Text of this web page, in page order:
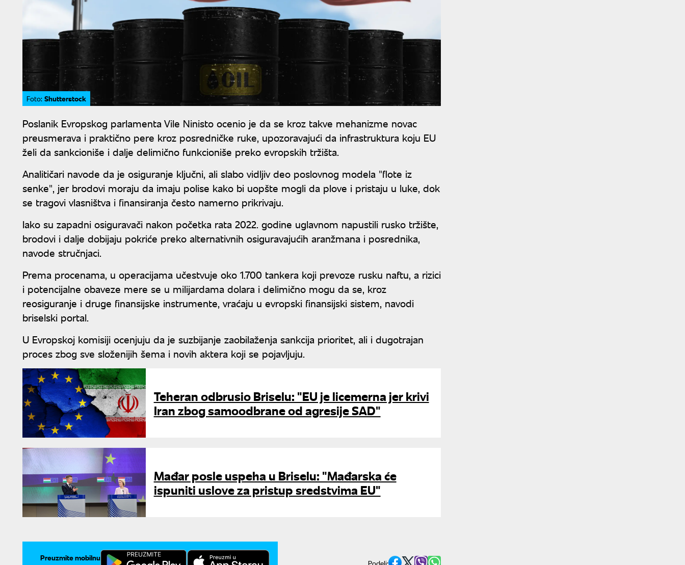
Foto: Shutterstock
Poslanik Evropskog parlamenta Vile Ninisto ocenio je da se kroz takve mehanizme novac
preusmerava i praktično pere kroz posredničke ruke, upozoravajući da infrastruktura koju EU
želi da sankcioniše i dalje delimično funkcioniše preko evropskih tržišta.
Analitičari navode da je osiguranje ključni, ali slabo vidljiv deo poslovnog modela "flote iz
senke", jer brodovi moraju da imaju polise kako bi uopšte mogli da plove i pristaju u luke, dok
se tragovi vlasništva i finansiranja često namerno prikrivaju.
Iako su zapadni osiguravači nakon početka rata 2022. godine uglavnom napustili rusko tržište,
brodovi i dalje dobijaju pokriće preko alternativnih osiguravajućih aranžmana i posrednika,
navode stručnjaci.
Prema procenama, u operacijama učestvuje oko 1.700 tankera koji prevoze rusku naftu, a rizici
i potencijalne obaveze mere se u milijardama dolara i delimično mogu da se, kroz
reosiguranje i druge finansijske instrumente, vraćaju u evropski finansijski sistem, navodi
briselski portal.
U Evropskoj komisiji ocenjuju da je suzbijanje zaobilaženja sankcija prioritet, ali i dugotrajan
proces zbog sve složenijih šema i novih aktera koji se pojavljuju.
Teheran odbrusio Briselu: "EU je licemerna jer krivi
Iran zbog samoodbrane od agresije SAD"
Mađar posle uspeha u Briselu: "Mađarska će
ispuniti uslove za pristup sredstvima EU"
Preuzmite mobilnu